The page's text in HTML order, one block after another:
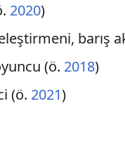
2020)
barış
(ö. 2018)
(ö. 2021)